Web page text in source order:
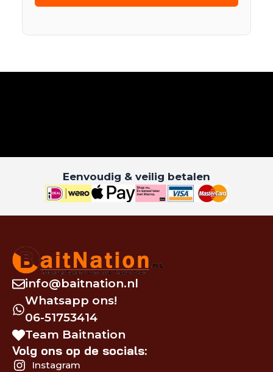
Eenvoudig & veilig betalen
info@baitnation.nl
Whatsapp ons!
06-51753414
Team Baitnation
Volg ons op de socials:
Instagram